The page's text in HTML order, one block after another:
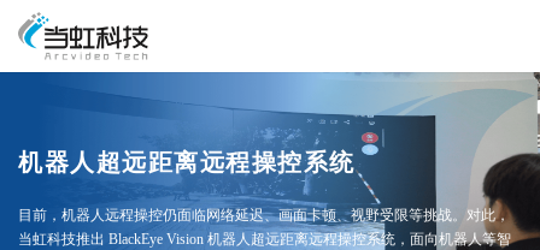
机器人超远距离远程操控系统
目前，机器人远程操控仍面临网络延迟、画面卡顿、视野受限等挑战。对此，
当虹科技推出 BlackEye Vision 机器人超远距离远程操控系统，面向机器人等智